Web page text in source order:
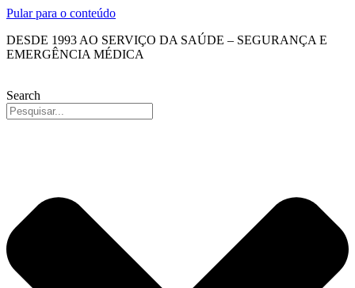
Pular para o conteúdo
DESDE 1993 AO SERVIÇO DA SAÚDE – SEGURANÇA E
EMERGÊNCIA MÉDICA
Search